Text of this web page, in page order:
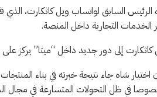
التجارية داخل المنصة.
إلى دور جديد داخل “ميتا” يركز
شاه جاء نتيجة خبرته في بناء
في ظل التحولات المتسارعة في مجال